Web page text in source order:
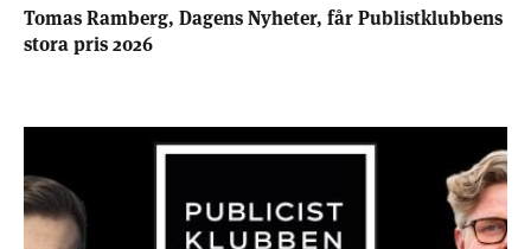
Tomas Ramberg, Dagens Nyheter, får Publistklubbens
stora pris 2026